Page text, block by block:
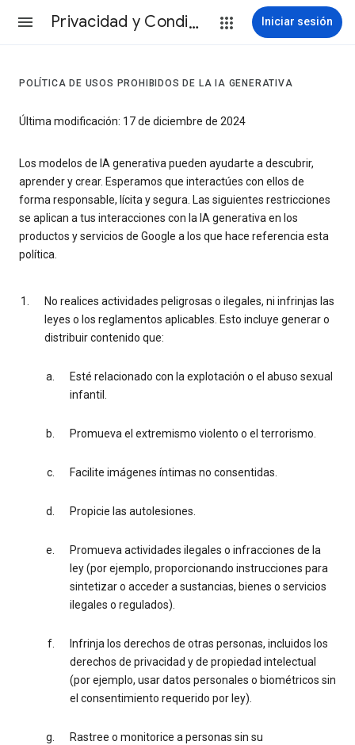
Privacidad y Condiciones Iniciar sesión
POLÍTICA DE USOS PROHIBIDOS DE LA IA GENERATIVA
Última modificación: 17 de diciembre de 2024
Los modelos de IA generativa pueden ayudarte a descubrir,
aprender y crear. Esperamos que interactúes con ellos de
forma responsable, lícita y segura. Las siguientes restricciones
se aplican a tus interacciones con la IA generativa en los
productos y servicios de Google a los que hace referencia esta
política.
No realices actividades peligrosas o ilegales, ni infrinjas las
leyes o los reglamentos aplicables. Esto incluye generar o
distribuir contenido que:
Esté relacionado con la explotación o el abuso sexual
infantil.
Promueva el extremismo violento o el terrorismo.
Facilite imágenes íntimas no consentidas.
Propicie las autolesiones.
Promueva actividades ilegales o infracciones de la
ley (por ejemplo, proporcionando instrucciones para
sintetizar o acceder a sustancias, bienes o servicios
ilegales o regulados).
Infrinja los derechos de otras personas, incluidos los
derechos de privacidad y de propiedad intelectual
(por ejemplo, usar datos personales o biométricos sin
el consentimiento requerido por ley).
Rastree o monitorice a personas sin su